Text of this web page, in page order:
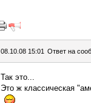
08.10.08 15:01 Ответ на
Так это...
Это ж классическая